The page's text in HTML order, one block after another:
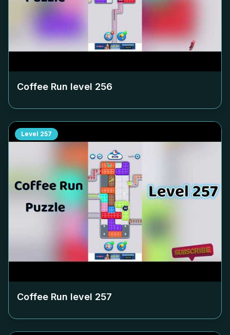
Coffee Run level 256
Level 257
Coffee Run level 257